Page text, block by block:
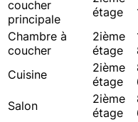
coucher
principale
étage
Chambre à
coucher
2ième
étage
Cuisine
2ième
étage
Salon
2ième
étage